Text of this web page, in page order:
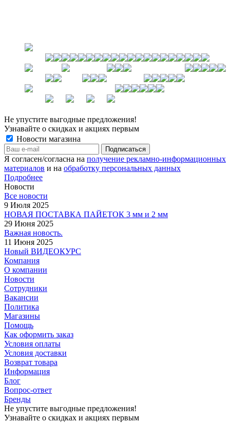
Не упустите выгодные предложения!
Узнавайте о скидках и акциях первым
Новости магазина
Я согласен/согласна на получение рекламно-информационных
материалов и на обработку персональных данных
Подробнее
Новости
Все новости
9 Июля 2025
НОВАЯ ПОСТАВКА ПАЙЕТОК 3 мм и 2 мм
29 Июня 2025
Важная новость.
11 Июня 2025
Новый ВИДЕОКУРС
Компания
О компании
Новости
Сотрудники
Вакансии
Политика
Магазины
Помощь
Как оформить заказ
Условия оплаты
Условия доставки
Возврат товара
Информация
Блог
Вопрос-ответ
Бренды
Не упустите выгодные предложения!
Узнавайте о скидках и акциях первым